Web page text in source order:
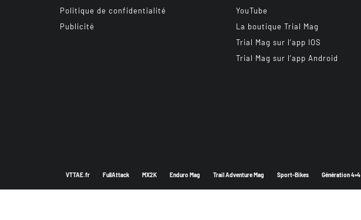
Politique de confidentialité
Publicité
YouTube
La boutique Trial Mag
Trial Mag sur l’app IOS
Trial Mag sur l’app Android
VTTAE.fr FullAttack MX2K Enduro Mag Trail Adventure Mag Sport-Bikes Génération 4×4